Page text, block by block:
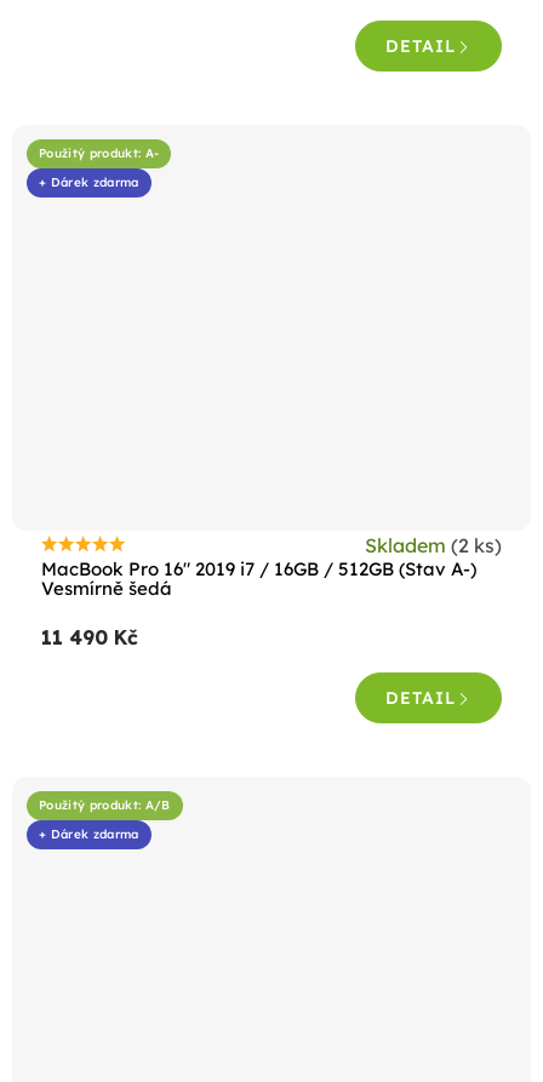
DETAIL
Použitý produkt: A-
+ Dárek zdarma
MacBook Pro 16" 2019 i7 / 16GB / 512GB (Stav A-)
Vesmírně šedá
Průměrné
hodnocení
je
Skladem (2 ks)
11 490 Kč
DETAIL
Použitý produkt: A/B
+ Dárek zdarma